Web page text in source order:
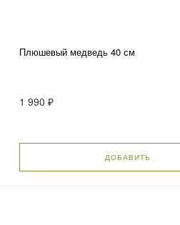
Плюшевый медведь 40 см
1 990 ₽
ДОБАВИТЬ